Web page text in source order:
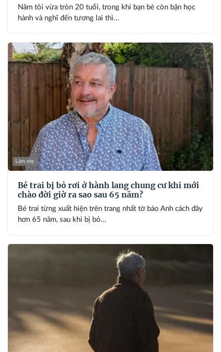
Năm tôi vừa tròn 20 tuổi, trong khi bạn bè còn bận học
hành và nghĩ đến tương lai thì...
Làm mẹ
Bé trai bị bỏ rơi ở hành lang chung cư khi mới
chào đời giờ ra sao sau 65 năm?
Bé trai từng xuất hiện trên trang nhất tờ báo Anh cách đây
hơn 65 năm, sau khi bị bỏ...